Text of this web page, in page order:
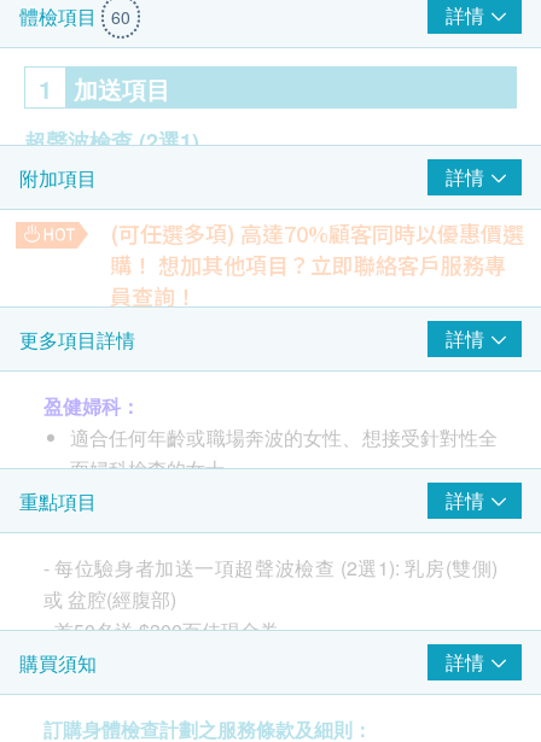
$350 AEON 禮券
$600 Hutchgo 旅遊禮券
體檢項目 60 詳情
1 加送項目
超聲波檢查(2選1)
乳房 (雙側)
盆腔 (經腹部)
重點項目
子宮頸病變測試 (只限女士)
超薄柏氏抹片 (只適合有性經驗的女性檢查)
心臟檢查 重點項目
靜臥心電圖
3 基本項目
基本健康評估
血壓
體質指標
身高
附加項目 詳情
(可任選多項) 高達70%顧客同時以優惠價選
購！ 想加其他項目？立即聯絡客戶服務專
員查詢！
盆腔超聲波
包括盆腔及膀胱
1,350.0
肺X光片
HK$290.0
HK$2,310.0
超聲波檢查 (肝、膽)
HK$1,260.0
更多項目詳情 詳情
盈健婦科：
適合任何年齡或職場奔波的女性、想接受針對性全
面婦科檢查的女士。
包括血液檢驗、血脂檢查、肝功能、腎功能、甲狀
腺、子宮頸癌檢查、心臟檢查。
額外贈送一項超聲波檢查 (乳房(雙側)或盆腔(經腹
部))。
盈健婦科超聲波 - 乳房超聲波
乳房超聲波 - 乳癌是香港女性癌症中的頭號殺手，
新症更加有上升及年輕化的趨勢。
重點項目 詳情
- 每位驗身者加送一項超聲波檢查 (2選1): 乳房(雙側)
或 盆腔(經腹部)
- 首50名送$300百佳現金券
購買須知
詳情
訂購身體檢查計劃之服務條款及細則：